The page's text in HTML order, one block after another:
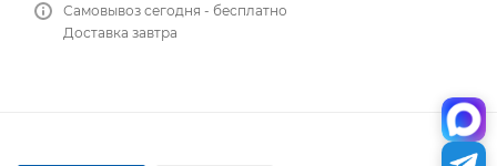
Самовывоз сегодня - бесплатно
Доставка завтра